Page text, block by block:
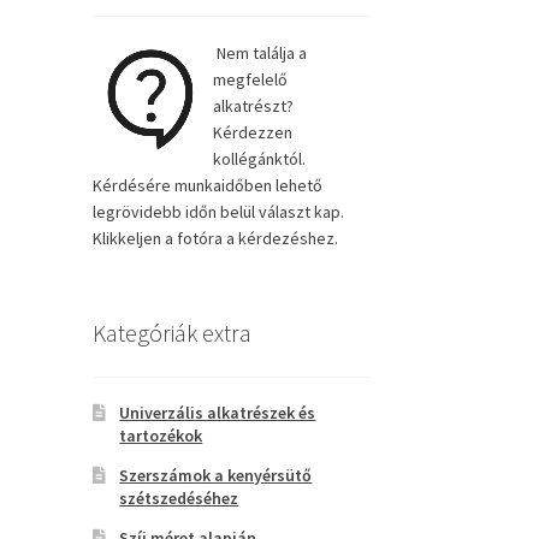
Nem találja a
megfelelő
alkatrészt?
Kérdezzen
kollégánktól.
Kérdésére munkaidőben lehető
legrövidebb időn belül választ kap.
Klikkeljen a fotóra a kérdezéshez.
Kategóriák extra
Univerzális alkatrészek és
tartozékok
Szerszámok a kenyérsütő
szétszedéséhez